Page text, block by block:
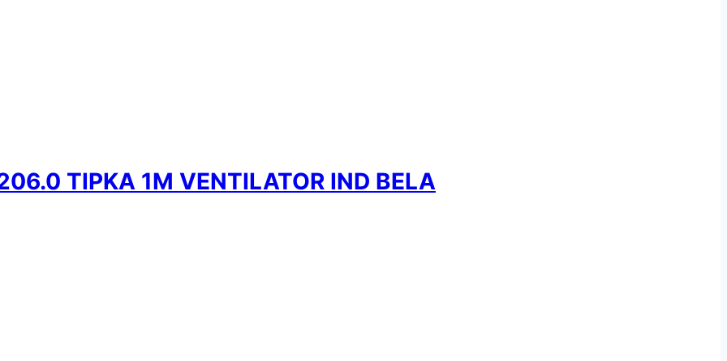
TIPKA 1M VENTILATOR IND BELA